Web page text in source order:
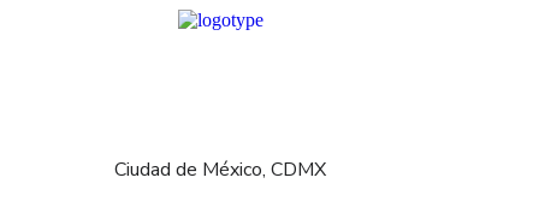
Ciudad de México, CDMX